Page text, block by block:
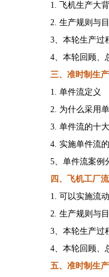
1.
飞机生产大
2. 生产规则与
3、本轮生产过
4、本轮回顾、
三、 准时制生
1. 单件流定义
2. 为什么采用
3. 单件流的十
4. 实施单件流
5、单件流案例
四 、飞机工厂
1. 可以实施流
2. 生产规则与
3、本轮生产过
4、本轮回顾、
五、 准时制生